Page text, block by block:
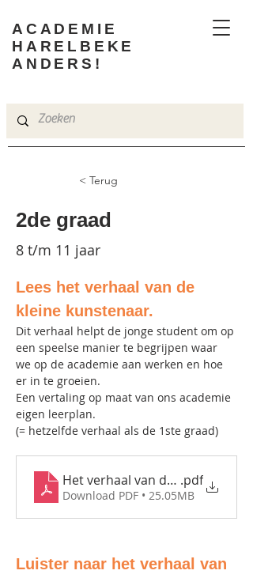
ACADEMIE
HARELBEKE
ANDERS!
< Terug
2de graad
8 t/m 11 jaar
Lees het verhaal van de
kleine kunstenaar.
Dit verhaal helpt de jonge student om op
een speelse manier te begrijpen waar
we op de academie aan werken en hoe
er in te groeien.
Een vertaling op maat van ons academie
eigen leerplan.
(= hetzelfde verhaal als de 1ste graad)
Het verhaal van de jonge
.pdf
Download PDF • 25.05MB
Luister naar het verhaal van